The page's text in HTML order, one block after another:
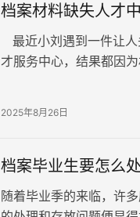
档案材料缺失人才
最近小刘遇到一件让人
才服务中心，结果都因
2025年8月26日
档案毕业生要怎么
随着毕业季的来临，许